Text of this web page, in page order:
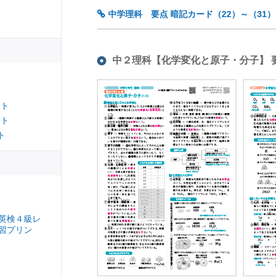
中学理科 要点 暗記カード（22）～（31）
中２理科【化学変化と原子・分子】
検４級レ
プリン